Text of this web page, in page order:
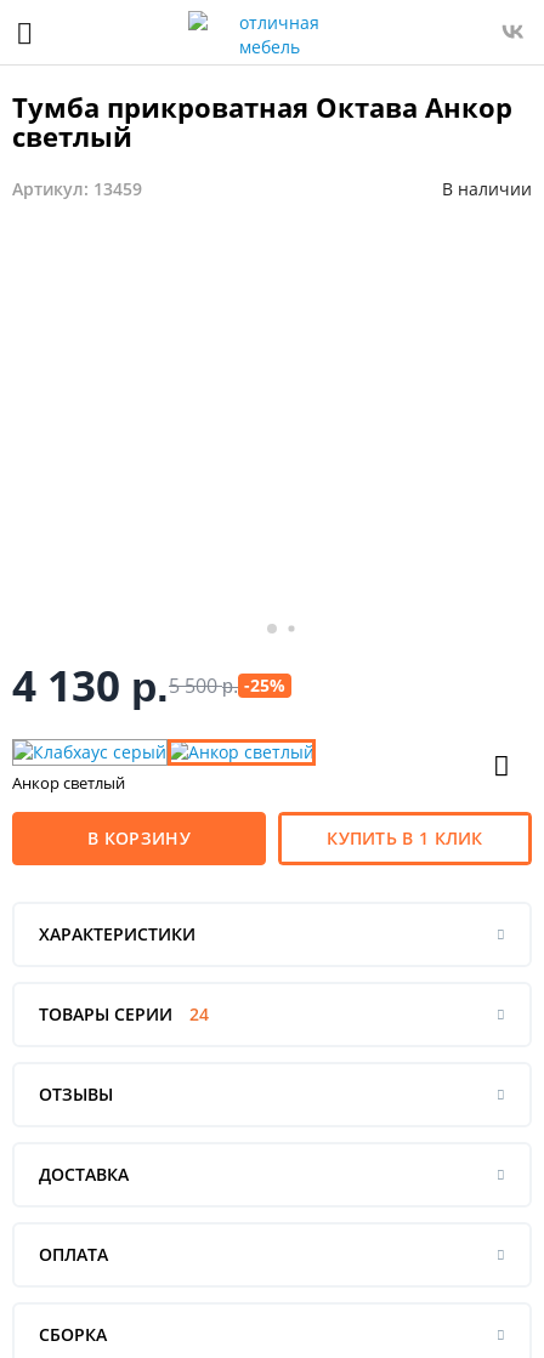
Тумба прикроватная Октава Анкор
светлый
Артикул: 13459 В наличии
4 130 р.5 500р. -25%
Анкор светлый
В КОРЗИНУ КУПИТЬ В 1 КЛИК
ХАРАКТЕРИСТИКИ
ТОВАРЫ СЕРИИ 24
ОТЗЫВЫ
ДОСТАВКА
ОПЛАТА
СБОРКА